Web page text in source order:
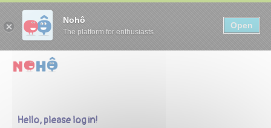
Nohô
The platform for enthusiasts
Open
Hello, please log in!
Panneau de gestion des cookies